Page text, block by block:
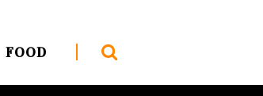
FOOD